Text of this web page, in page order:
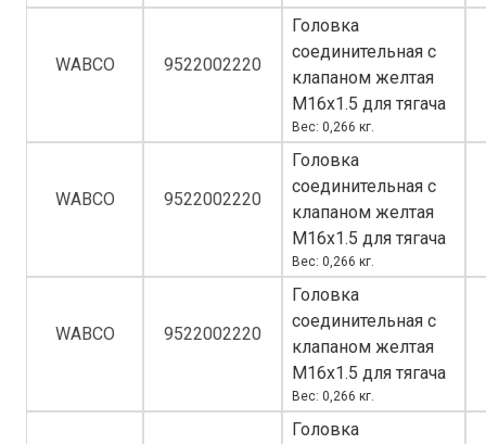
WABCO 9522002220
Головка
соединительная с
клапаном желтая
M16x1.5 для тягача
Вес: 0,266 кг.
WABCO 9522002220
Головка
соединительная с
клапаном желтая
M16x1.5 для тягача
Вес: 0,266 кг.
WABCO 9522002220
Головка
соединительная с
клапаном желтая
M16x1.5 для тягача
Вес: 0,266 кг.
Головка